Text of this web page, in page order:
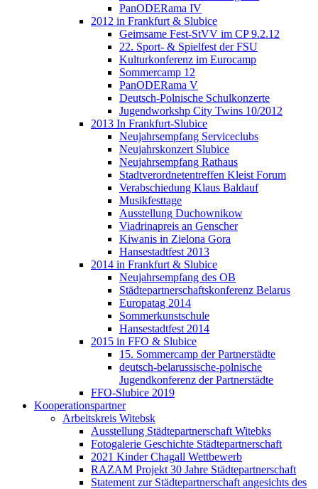
PanODERama IV
2012 in Frankfurt & Slubice
Geimsame Fest-StVV im CP 9.2.12
22. Sport- & Spielfest der FSU
Kulturkonferenz im Eurocamp
Sommercamp 12
PanODERama V
Deutsch-Polnische Schulkonzerte
Jugendworkshp City Twins 10/2012
2013 In Frankfurt-Slubice
Neujahrsempfang Serviceclubs
Neujahrskonzert Slubice
Neujahrsempfang Rathaus
Stadtverordnetentreffen Kleist Forum
Verabschiedung Klaus Baldauf
Musikfesttage
Ausstellung Duchownikow
Viadrinapreis an Genscher
Kiwanis in Zielona Gora
Hansestadtfest 2013
2014 in Frankfurt & Slubice
Neujahrsempfang des OB
Städtepartnerschaftskonferenz Belarus
Europatag 2014
Sommerkunstschule
Hansestadtfest 2014
2015 in FFO & Slubice
15. Sommercamp der Partnerstädte
deutsch-belarussische-polnische
Jugendkonferenz der Partnerstädte
FFO-Slubice 2019
Kooperationspartner
Arbeitskreis Witebsk
Ausstellung Städtepartnerschaft Witebks
Fotogalerie Geschichte Städtepartnerschaft
2021 Kinder Chagall Wettbewerb
RAZAM Projekt 30 Jahre Städtepartnerschaft
Statement zur Städtepartnerschaft angesichts des